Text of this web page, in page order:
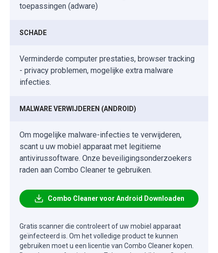
toepassingen (adware)
SCHADE
Verminderde computer prestaties, browser tracking
- privacy problemen, mogelijke extra malware
infecties.
MALWARE VERWIJDEREN (ANDROID)
Om mogelijke malware-infecties te verwijderen,
scant u uw mobiel apparaat met legitieme
antivirussoftware. Onze beveiligingsonderzoekers
raden aan Combo Cleaner te gebruiken.
Combo Cleaner voor Android Downloaden
Gratis scanner die controleert of uw mobiel apparaat
geïnfecteerd is. Om het volledige product te kunnen
gebruiken moet u een licentie van Combo Cleaner kopen.